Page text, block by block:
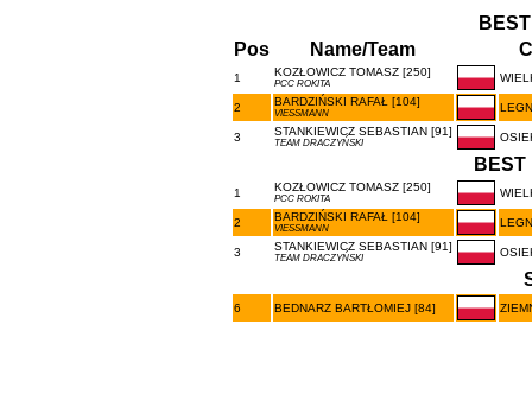
Pos
Name/Team
1 KOZŁOWICZ TOMASZ [250]
PCC ROKITA
2 BARDZIŃSKI RAFAŁ [104]
VIESSMANN
3 STANKIEWICZ SEBASTIAN [91]
TEAM DRACZYŃSKI
BEST
1 KOZŁOWICZ TOMASZ [250]
PCC ROKITA
2 BARDZIŃSKI RAFAŁ [104]
VIESSMANN
3 STANKIEWICZ SEBASTIAN [91]
TEAM DRACZYŃSKI
6 BEDNARZ BARTŁOMIEJ [84]